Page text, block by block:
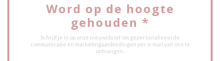
Word op de hoogte
gehouden *
Schrijf je in op onze nieuwsbrief om gepersonaliseerde
communicatie en marketingaanbiedingen per e-mail van ons te
ontvangen.